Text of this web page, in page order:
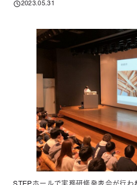
投稿日
2023.05.31